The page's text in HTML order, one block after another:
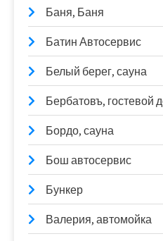
Баня, Баня
Батин Автосервис
Белый берег, сауна
Бербатовъ, гостевой
Бордо, сауна
Бош автосервис
Бункер
Валерия, автомойка